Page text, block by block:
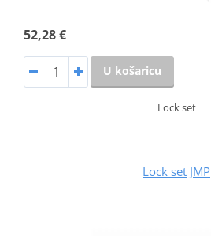
52,28 €
U košaricu
Lock set
Lock set JMP